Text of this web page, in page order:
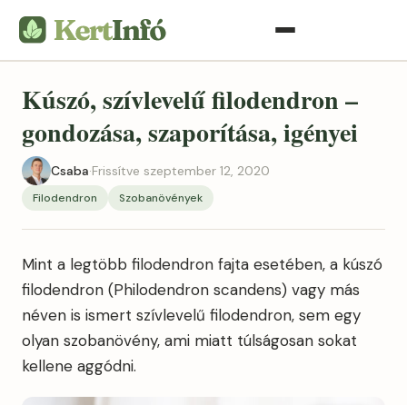
Kúszó, szívlevelű filodendron –
gondozása, szaporítása, igényei
Csaba·Frissítve szeptember 12, 2020
Filodendron Szobanövények
Mint a legtöbb filodendron fajta esetében, a kúszó
filodendron (Philodendron scandens) vagy más
néven is ismert szívlevelű filodendron, sem egy
olyan szobanövény, ami miatt túlságosan sokat
kellene aggódni.